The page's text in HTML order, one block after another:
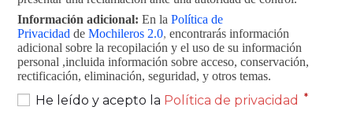
Información adicional: En laPolítica de
Privacidad deMochileros 2.0, encontrarás información
adicional sobre la recopilación y el uso de su información
personal ,incluida información sobre acceso, conservación,
rectificación, eliminación, seguridad, y otros temas.
He leído y acepto la Política de privacidad *